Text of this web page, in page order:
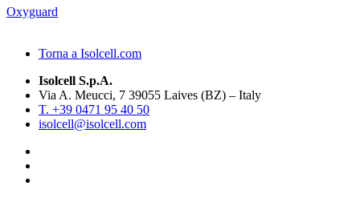
Oxyguard
Torna a Isolcell.com
Isolcell S.p.A.
Via A. Meucci, 7 39055 Laives (BZ) – Italy
T. +39 0471 95 40 50
isolcell@isolcell.com